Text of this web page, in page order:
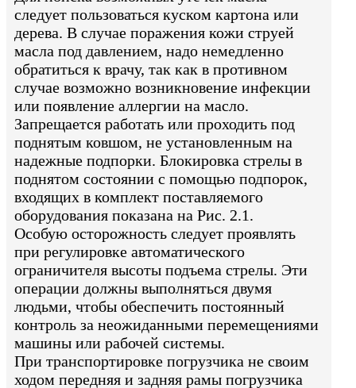
следует пользоваться куском картона или
дерева. В случае поражения кожи струей
масла под давлением, надо немедленно
обратиться к врачу, так как в противном
случае возможно возникновение инфекции
или появление аллергии на масло.
Запрещается работать или проходить под
поднятым ковшом, не установленным на
надежные подпорки. Блокировка стрелы в
поднятом состоянии с помощью подпорок,
входящих в комплект поставляемого
оборудования показана на Рис. 2.1.
Особую осторожность следует проявлять
при регулировке автоматического
ограничителя высоты подъема стрелы. Эти
операции должны выполняться двумя
людьми, чтобы обеспечить постоянный
контроль за неожиданными перемещениями
машины или рабочей системы.
При транспортировке погрузчика не своим
ходом передняя и задняя рамы погрузчика